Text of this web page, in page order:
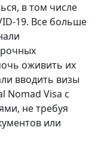
в том числе
19. Все больше
оживить их
вводить визы
Nomad Visa с
не требуя
или